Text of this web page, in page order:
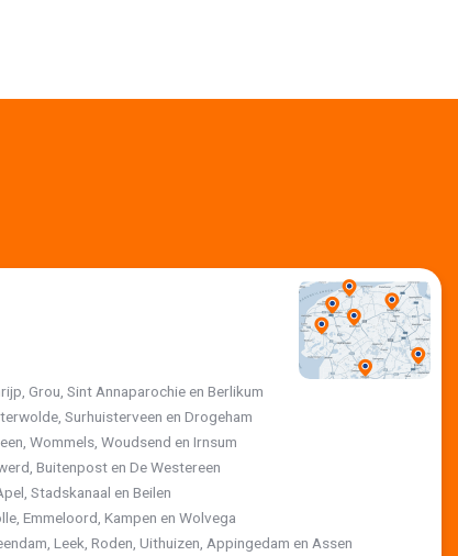
Grou, Sint Annaparochie en Berlikum
Surhuisterveen en Drogeham
Wommels, Woudsend en Irnsum
Buitenpost en De Westereen
Stadskanaal en Beilen
Emmeloord, Kampen en Wolvega
Leek, Roden, Uithuizen, Appingedam en Assen